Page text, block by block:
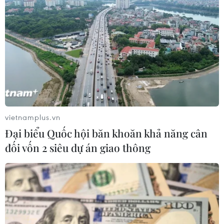
Theo dõi VietnamPlus
TIN LIÊN QUAN
vietnamplus.vn
Đại biểu Quốc hội băn khoăn khả năng cân
đối vốn 2 siêu dự án giao thông